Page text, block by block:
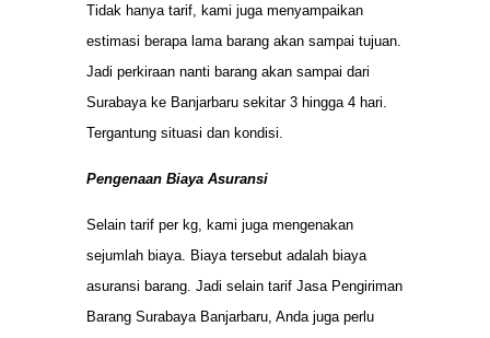
Tidak hanya tarif, kami juga menyampaikan
estimasi berapa lama barang akan sampai tujuan.
Jadi perkiraan nanti barang akan sampai dari
Surabaya ke Banjarbaru sekitar 3 hingga 4 hari.
Tergantung situasi dan kondisi.
Pengenaan Biaya Asuransi
Selain tarif per kg, kami juga mengenakan
sejumlah biaya. Biaya tersebut adalah biaya
asuransi barang. Jadi selain tarif Jasa Pengiriman
Barang Surabaya Banjarbaru, Anda juga perlu